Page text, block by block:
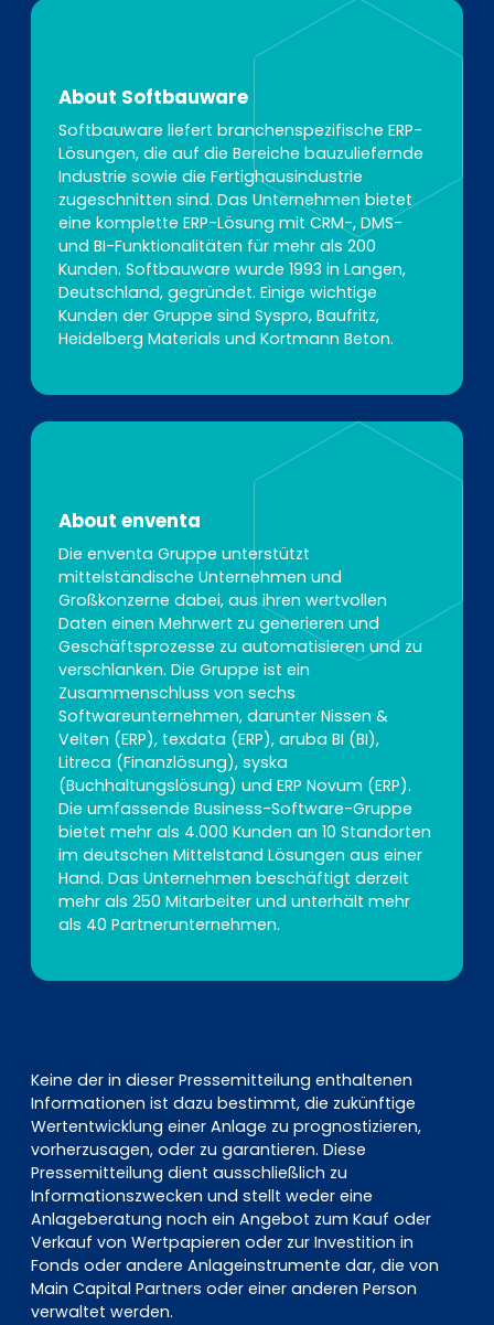
About Softbauware
Softbauware liefert branchenspezifische ERP-
Lösungen, die auf die Bereiche bauzuliefernde
Industrie sowie die Fertighausindustrie
zugeschnitten sind. Das Unternehmen bietet
eine komplette ERP-Lösung mit CRM-, DMS-
und BI-Funktionalitäten für mehr als 200
Kunden. Softbauware wurde 1993 in Langen,
Deutschland, gegründet. Einige wichtige
Kunden der Gruppe sind Syspro, Baufritz,
Heidelberg Materials und Kortmann Beton.
About enventa
Die enventa Gruppe unterstützt
mittelständische Unternehmen und
Großkonzerne dabei, aus ihren wertvollen
Daten einen Mehrwert zu generieren und
Geschäftsprozesse zu automatisieren und zu
verschlanken. Die Gruppe ist ein
Zusammenschluss von sechs
Softwareunternehmen, darunter Nissen &
Velten (ERP), texdata (ERP), aruba BI (BI),
Litreca (Finanzlösung), syska
(Buchhaltungslösung) und ERP Novum (ERP).
Die umfassende Business-Software-Gruppe
bietet mehr als 4.000 Kunden an 10 Standorten
im deutschen Mittelstand Lösungen aus einer
Hand. Das Unternehmen beschäftigt derzeit
mehr als 250 Mitarbeiter und unterhält mehr
als 40 Partnerunternehmen.
Keine der in dieser Pressemitteilung enthaltenen
Informationen ist dazu bestimmt, die zukünftige
Wertentwicklung einer Anlage zu prognostizieren,
vorherzusagen, oder zu garantieren. Diese
Pressemitteilung dient ausschließlich zu
Informationszwecken und stellt weder eine
Anlageberatung noch ein Angebot zum Kauf oder
Verkauf von Wertpapieren oder zur Investition in
Fonds oder andere Anlageinstrumente dar, die von
Main Capital Partners oder einer anderen Person
verwaltet werden.